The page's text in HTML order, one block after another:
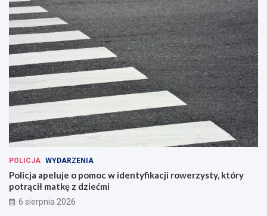
POLICJA WYDARZENIA
Policja apeluje o pomoc w identyfikacji rowerzysty, który
potrącił matkę z dziećmi
6 sierpnia 2026